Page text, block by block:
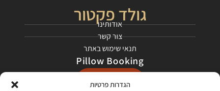
הגדרות פרטיות
גולד פקטור
אודותינו
צור קשר
תנאי שימוש באתר
Pillow Booking